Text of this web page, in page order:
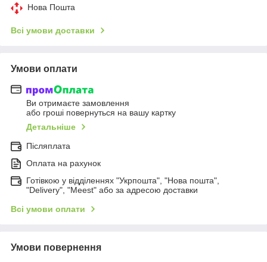
Нова Пошта
Всі умови доставки
Умови оплати
Ви отримаєте замовлення
або гроші повернуться на вашу картку
Детальніше
Післяплата
Оплата на рахунок
Готівкою у відділеннях "Укрпошта", "Нова пошта",
"Delivery", "Meest" або за адресою доставки
Всі умови оплати
Умови повернення